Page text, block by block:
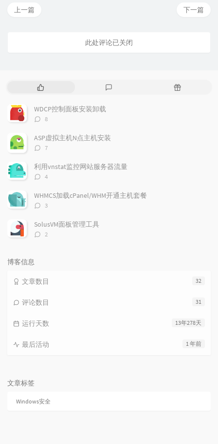
下一篇
上一篇
此处评论已关闭
热
文
章
随
WDCP控制面板安装卸载
评
数：
8
ASP虚拟主机N点主机安装
评
数：
7
利用vnstat监控网站服务器流量
评
数：
4
WHMCS加载cPanel/WHM开通主机套餐
评
数：
3
SolusVM面板管理工具
评
2
博客信息
32
文章数目
31
评论数目
13年278天
运行天数
1 年前
最后活动
文章标签
Windows安全